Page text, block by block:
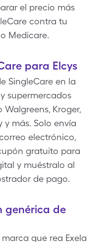
el precio más
contra tu
Medicare.
para Elcys
SingleCare en la
supermercados
Kroger,
y más. Solo envía
electrónico,
gratuito para
y muéstralo al
de pago.
genérica de
que rea Exela